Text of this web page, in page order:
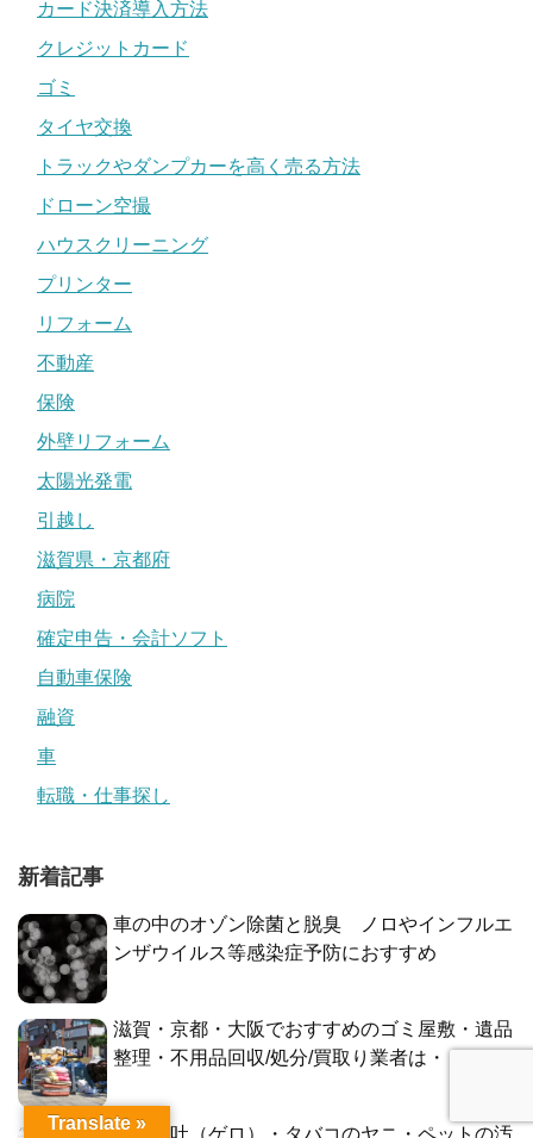
カード決済導入方法
クレジットカード
ゴミ
タイヤ交換
トラックやダンプカーを高く売る方法
ドローン空撮
ハウスクリーニング
プリンター
リフォーム
不動産
保険
外壁リフォーム
太陽光発電
引越し
滋賀県・京都府
病院
確定申告・会計ソフト
自動車保険
融資
車
転職・仕事探し
新着記事
車の中のオゾン除菌と脱臭 ノロやインフルエ
ンザウイルス等感染症予防におすすめ
滋賀・京都・大阪でおすすめのゴミ屋敷・遺品
整理・不用品回収/処分/買取り業者は・・
車内嘔吐（ゲロ）・タバコのヤニ・ペットの汚
Translate »